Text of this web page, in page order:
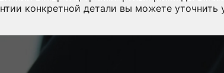
конкретной детали вы можете